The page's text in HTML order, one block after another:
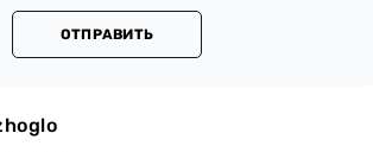
ОТПРАВИТЬ